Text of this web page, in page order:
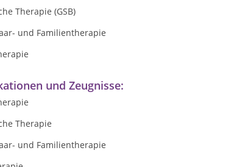
Therapie (GSB)
und Familientherapie
und Zeugnisse:
Therapie
und Familientherapie